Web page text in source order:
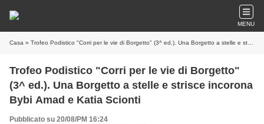
MENU
Casa » Trofeo Podistico "Corri per le vie di Borgetto" (3^ ed.). Una Borgetto a stelle e strisce incorona Bybi Amad e Katia Scionti
Trofeo Podistico "Corri per le vie di Borgetto"
(3^ ed.). Una Borgetto a stelle e strisce incorona
Bybi Amad e Katia Scionti
Pubblicato su 20/08/PM 16:24